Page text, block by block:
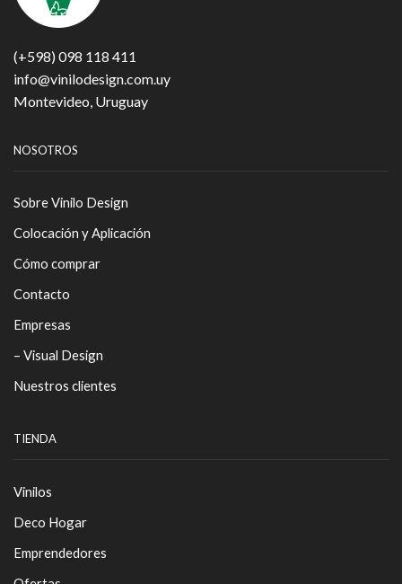
(+598) 098 118 411
info@vinilodesign.com.uy
Montevideo, Uruguay
NOSOTROS
Sobre Vinilo Design
Colocación y Aplicación
Cómo comprar
Contacto
Empresas
– Visual Design
Nuestros clientes
TIENDA
Vinilos
Deco Hogar
Emprendedores